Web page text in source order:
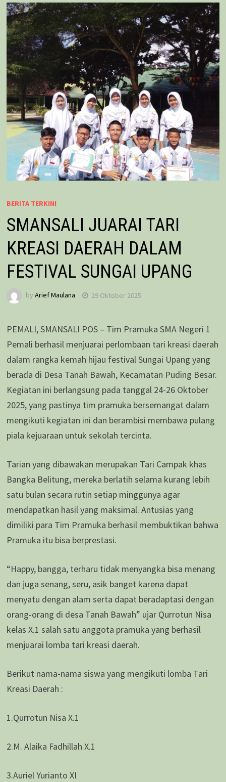
BERITA TERKINI
SMANSALI JUARAI TARI
KREASI DAERAH DALAM
FESTIVAL SUNGAI UPANG
by Arief Maulana 29 Oktober 2025
PEMALI, SMANSALI POS – Tim Pramuka SMA Negeri 1
Pemali berhasil menjuarai perlombaan tari kreasi daerah
dalam rangka kemah hijau festival Sungai Upang yang
berada di Desa Tanah Bawah, Kecamatan Puding Besar.
Kegiatan ini berlangsung pada tanggal 24-26 Oktober
2025, yang pastinya tim pramuka bersemangat dalam
mengikuti kegiatan ini dan berambisi membawa pulang
piala kejuaraan untuk sekolah tercinta.
Tarian yang dibawakan merupakan Tari Campak khas
Bangka Belitung, mereka berlatih selama kurang lebih
satu bulan secara rutin setiap minggunya agar
mendapatkan hasil yang maksimal. Antusias yang
dimiliki para Tim Pramuka berhasil membuktikan bahwa
Pramuka itu bisa berprestasi.
“Happy, bangga, terharu tidak menyangka bisa menang
dan juga senang, seru, asik banget karena dapat
menyatu dengan alam serta dapat beradaptasi dengan
orang-orang di desa Tanah Bawah” ujar Qurrotun Nisa
kelas X.1 salah satu anggota pramuka yang berhasil
menjuarai lomba tari kreasi daerah.
Berikut nama-nama siswa yang mengikuti lomba Tari
Kreasi Daerah :
1.Qurrotun Nisa X.1
2.M. Alaika Fadhillah X.1
3.Auriel Yurianto XI